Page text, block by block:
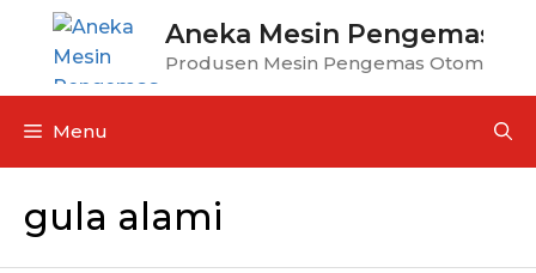
Aneka Mesin Pengemas
Produsen Mesin Pengemas Otomatis
Menu
gula alami